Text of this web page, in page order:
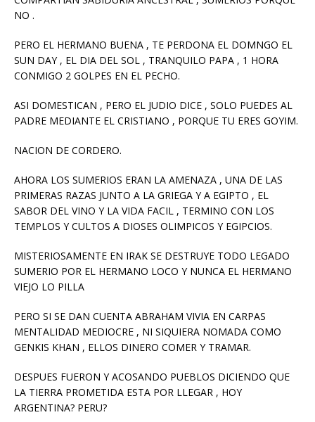
NO .
PERO EL HERMANO BUENA , TE PERDONA EL DOMNGO EL
SUN DAY , EL DIA DEL SOL , TRANQUILO PAPA , 1 HORA
CONMIGO 2 GOLPES EN EL PECHO.
ASI DOMESTICAN , PERO EL JUDIO DICE , SOLO PUEDES AL
PADRE MEDIANTE EL CRISTIANO , PORQUE TU ERES GOYIM.
NACION DE CORDERO.
AHORA LOS SUMERIOS ERAN LA AMENAZA , UNA DE LAS
PRIMERAS RAZAS JUNTO A LA GRIEGA Y A EGIPTO , EL
SABOR DEL VINO Y LA VIDA FACIL , TERMINO CON LOS
TEMPLOS Y CULTOS A DIOSES OLIMPICOS Y EGIPCIOS.
MISTERIOSAMENTE EN IRAK SE DESTRUYE TODO LEGADO
SUMERIO POR EL HERMANO LOCO Y NUNCA EL HERMANO
VIEJO LO PILLA
PERO SI SE DAN CUENTA ABRAHAM VIVIA EN CARPAS
MENTALIDAD MEDIOCRE , NI SIQUIERA NOMADA COMO
GENKIS KHAN , ELLOS DINERO COMER Y TRAMAR.
DESPUES FUERON Y ACOSANDO PUEBLOS DICIENDO QUE
LA TIERRA PROMETIDA ESTA POR LLEGAR , HOY
ARGENTINA? PERU?